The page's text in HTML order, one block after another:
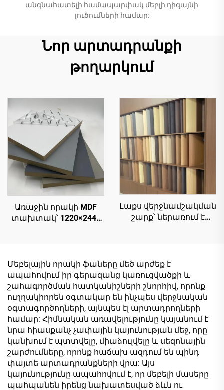
անգնահատելի համապարփակ մեբլի դիզայնի
լուծումների համար:
Նոր արտադրանքի
թողարկում
Առաջին որակի MDF
տախտակ՝ 1220×2440
մմ), բարձր փայլուն և
մատե մակերես
սանդղակային մասերի
համար
Լաքս վերջնամշակման
շարք՝ ներառում է
համաժամանակյա
փայտի մակերեսի
շարքը և արևելյան
պոետիկ
մետաղագույն շարքը՝
MDF-ի,
չипատախտակի,
մասնիկային
տախտակի,
ֆաներայի և
բլոկտախտակի
համար
Մեբելային որակի ֆաները մեծ արժեք է
ապահովում իր գերազանց կառուցվածքի և
շահագործման հատկանիշների շնորհիվ, որոնք
ուղղակիորեն օգտակար են ինչպես վերջնական
օգտագործողների, այնպես էլ արտադրողների
համար: Հիմնական առավելությունը կայանում է
նրա հիասքանչ չափային կայունության մեջ, որը
կանխում է պտտվելը, միաձուլվելը և սեզոնային
շարժումները, որոնք հաճախ ազդում են պինդ
փայտե արտադրանքների վրա: Այս
կայունությունը ապահովում է, որ մեբելի մասերը
պահպանեն իրենց նախատեսված ձևն ու